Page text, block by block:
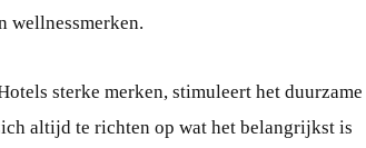
wellnessmerken.
sterke merken, stimuleert het duurzame
altijd te richten op wat het belangrijkst is